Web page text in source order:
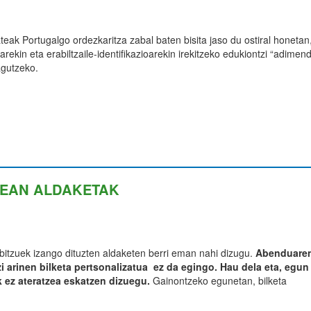
Portugalgo ordezkaritza zabal baten bisita jaso du ostiral
eta erabiltzaile-identifikazioarekin irekitzeko edukiontzi
ALDAKETAK
izango dituzten aldaketen berri eman nahi dizugu.
arinen bilketa pertsonalizatua ez da egingo. Hau dela eta, egun
ateratzea eskatzen dizuegu. Gainontzeko egunetan, bilketa